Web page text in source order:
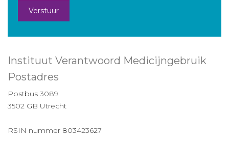
Verstuur
Instituut Verantwoord Medicijngebruik
Postadres
Postbus 3089
3502 GB Utrecht
RSIN nummer 803423627